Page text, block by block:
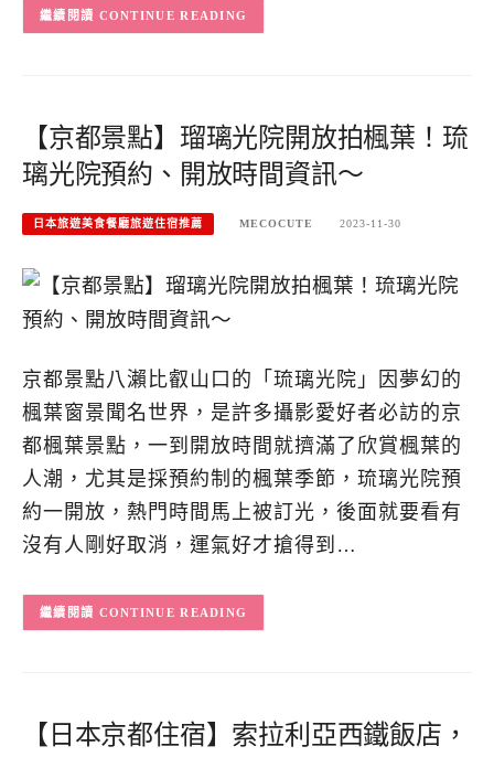
CONTINUE READING
【京都景點】瑠璃光院開放拍楓葉！琉
璃光院預約、開放時間資訊～
日本旅遊美食餐廳旅遊住宿推薦 MECOCUTE 2023-11-30
京都景點八瀨比叡山口的「琉璃光院」因夢幻的
楓葉窗景聞名世界，是許多攝影愛好者必訪的京
都楓葉景點，一到開放時間就擠滿了欣賞楓葉的
人潮，尤其是採預約制的楓葉季節，琉璃光院預
約一開放，熱門時間馬上被訂光，後面就要看有
沒有人剛好取消，運氣好才搶得到…
CONTINUE READING
【日本京都住宿】索拉利亞西鐵飯店，